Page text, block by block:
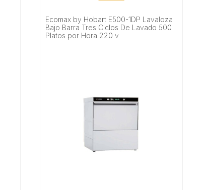
Ecomax by Hobart E500-1DP Lavaloza
Bajo Barra Tres Ciclos De Lavado 500
Platos por Hora 220 v